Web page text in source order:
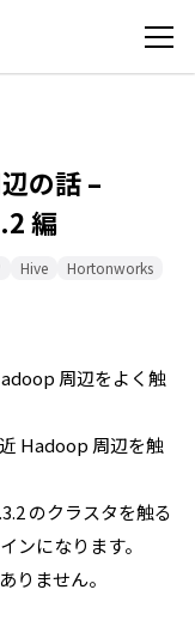
の話 –
編
Hive
Hortonworks
周辺をよく触
Hadoop 周辺を触
のクラスタを触る
ンになります。
りません。